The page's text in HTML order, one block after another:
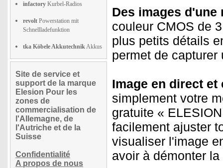
infactory Kurbel-Radios
revolt Powerstation mit
Schnellladefunktion
tka Köbele AkkutechnikAkkus
Site de service et
support de la marque
Elesion Pour les
zones de
commercialisation de
l'Allemagne, de
l'Autriche et de la
Suisse
Confidentialité
A propos de nous
Des images
couleur CMOS de
plus petits détails
permet de
Image en direct
simplement votre
gratuite «
facilement ajuster
visualiser l'image
avoir à démonter